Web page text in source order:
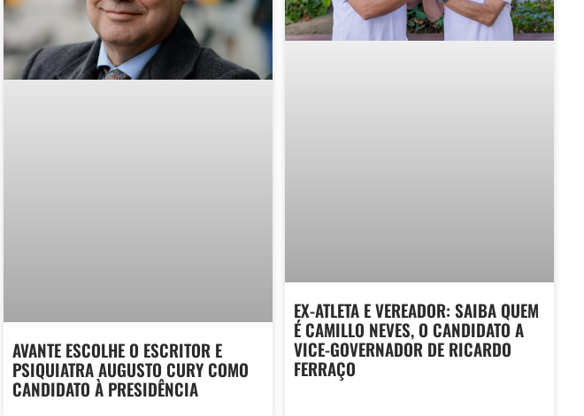
AVANTE ESCOLHE O ESCRITOR E
PSIQUIATRA AUGUSTO CURY COMO
CANDIDATO À PRESIDÊNCIA
EX-ATLETA E VEREADOR: SAIBA QUEM
É CAMILLO NEVES, O CANDIDATO A
VICE-GOVERNADOR DE RICARDO
FERRAÇO